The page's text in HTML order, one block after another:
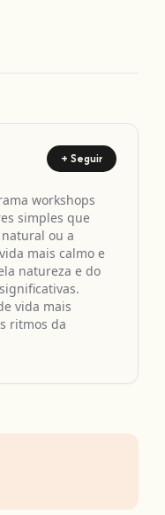
+ Seguir
workshops
simples que
ou a
mais calmo e
natureza e do
vida mais
ritmos da